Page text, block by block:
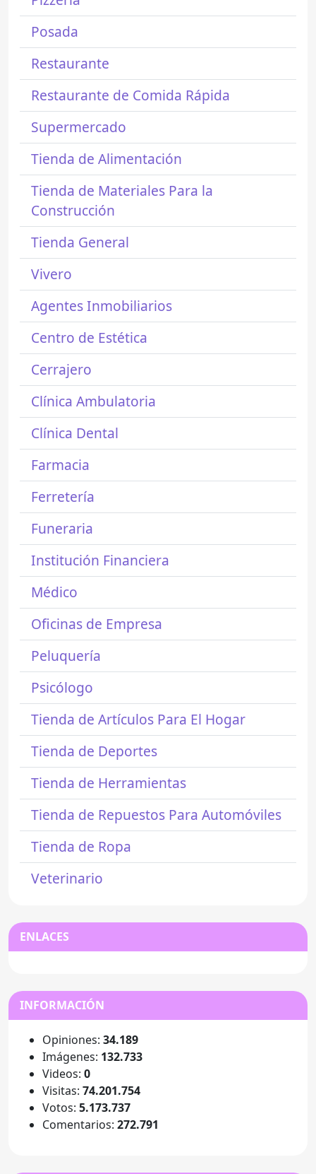
Posada
Restaurante
Restaurante de Comida Rápida
Supermercado
Tienda de Alimentación
Tienda de Materiales Para la
Construcción
Tienda General
Vivero
Agentes Inmobiliarios
Centro de Estética
Cerrajero
Clínica Ambulatoria
Clínica Dental
Farmacia
Ferretería
Funeraria
Institución Financiera
Médico
Oficinas de Empresa
Peluquería
Psicólogo
Tienda de Artículos Para El Hogar
Tienda de Deportes
Tienda de Herramientas
Tienda de Repuestos Para Automóviles
Tienda de Ropa
Veterinario
ENLACES
INFORMACIÓN
Opiniones: 34.189
Imágenes: 132.733
Videos: 0
Visitas: 74.201.754
Votos: 5.173.737
Comentarios: 272.791